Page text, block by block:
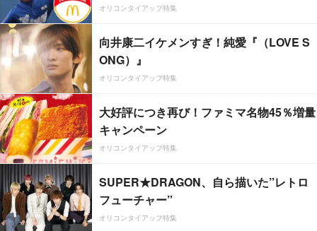
オリコンタイアップ特集
向井康二イケメンすぎ！純愛『（LOVE S
ONG）』
オリコンタイアップ特集
大好評につき再び！ファミマ名物45％増量
キャンペーン
オリコンタイアップ特集
SUPER★DRAGON、自ら描いた”レトロ
フューチャー”
オリコンタイアップ特集